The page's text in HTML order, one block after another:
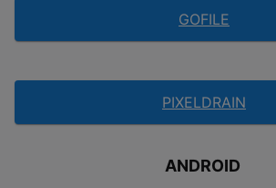
GOFILE
PIXELDRAIN
ANDROID